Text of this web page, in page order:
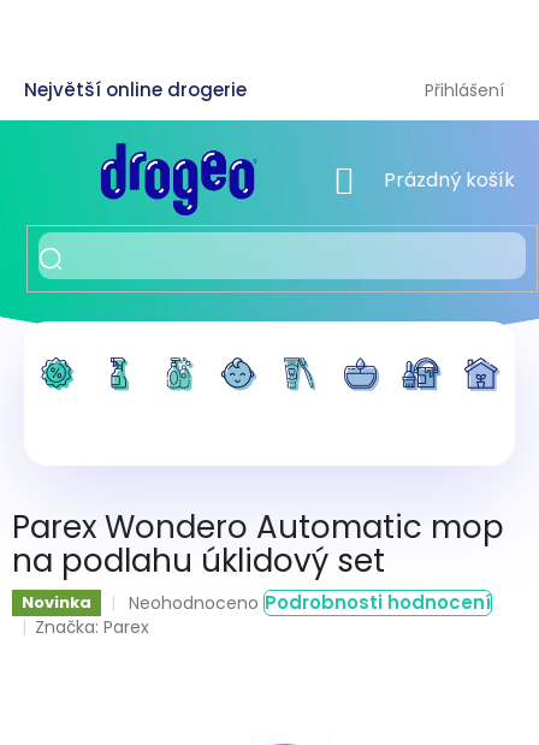
Přihlášení
NÁKUPNÍ KOŠÍK
Prázdný košík
Parex Wondero Automatic mop
na podlahu úklidový set
Novinka
Průměrné
hodnocení
Neohodnoceno Podrobnosti hodnocení
Značka:Parex